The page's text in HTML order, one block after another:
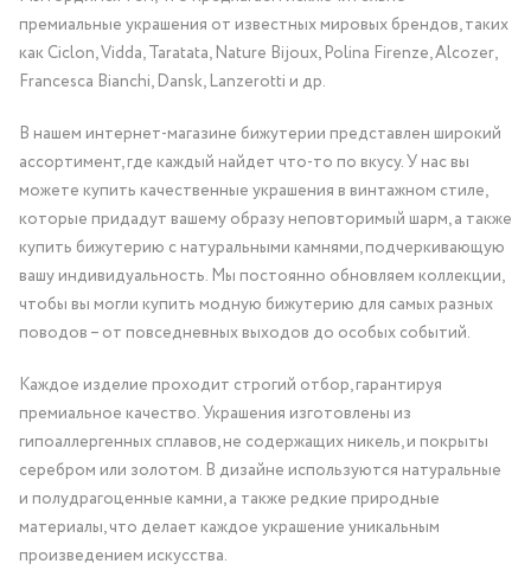
премиальные украшения от известных мировых брендов, таких
как Ciclon, Vidda, Taratata, Nature Bijoux, Polina Firenze, Alcozer,
Francesca Bianchi, Dansk, Lanzerotti и др.
В нашем интернет-магазине бижутерии представлен широкий
ассортимент, где каждый найдет что-то по вкусу. У нас вы
можете купить качественные украшения в винтажном стиле,
которые придадут вашему образу неповторимый шарм, а также
купить бижутерию с натуральными камнями, подчеркивающую
вашу индивидуальность. Мы постоянно обновляем коллекции,
чтобы вы могли купить модную бижутерию для самых разных
поводов – от повседневных выходов до особых событий.
Каждое изделие проходит строгий отбор, гарантируя
премиальное качество. Украшения изготовлены из
гипоаллергенных сплавов, не содержащих никель, и покрыты
серебром или золотом. В дизайне используются натуральные
и полудрагоценные камни, а также редкие природные
материалы, что делает каждое украшение уникальным
произведением искусства.